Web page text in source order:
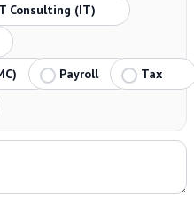
Consulting (IT)
Payroll
Tax